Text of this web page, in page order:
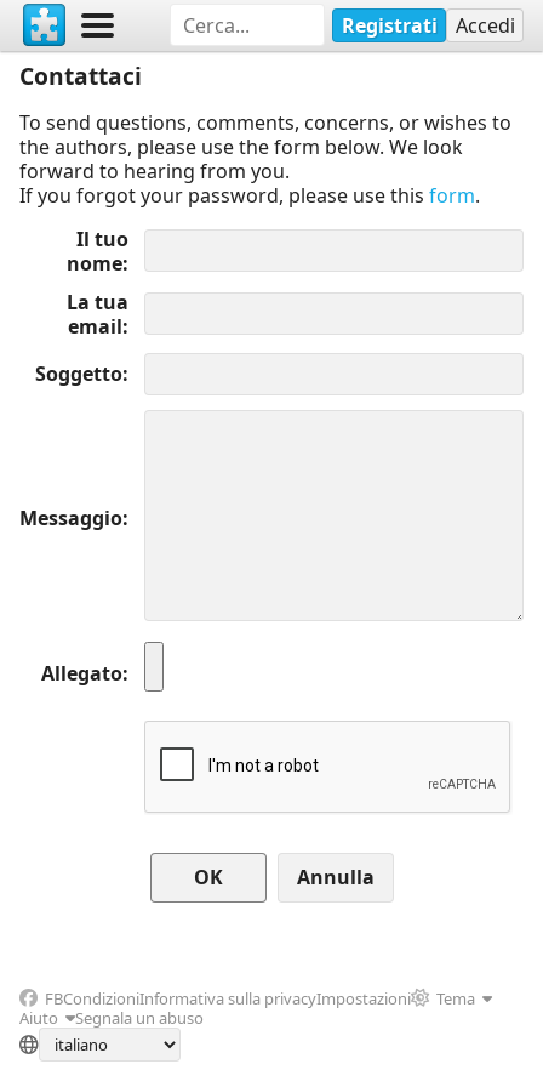
Registrati Accedi
Contattaci
To send questions, comments, concerns, or wishes to
the authors, please use the form below. We look
forward to hearing from you.
If you forgot your password, please use this form.
Il tuo
nome
La tua
email
Soggetto
Messaggio
Allegato
Annulla
FBCondizioniInformativa sulla privacyImpostazioni
Tema
Aiuto
Segnala un abuso